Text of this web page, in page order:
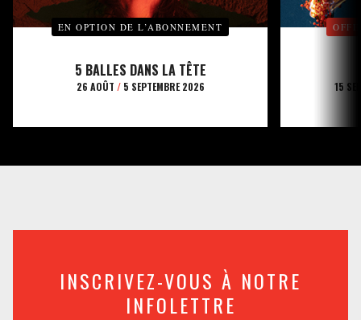
EN OPTION DE L’ABONNEMENT
5 BALLES DANS LA TÊTE
26 AOÛT /5 SEPTEMBRE 2026 15
INSCRIVEZ-VOUS À NOTRE
INFOLETTRE